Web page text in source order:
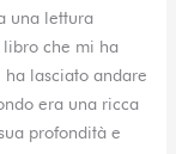
una lettura
che mi ha
lasciato andare
era una ricca
profondità e